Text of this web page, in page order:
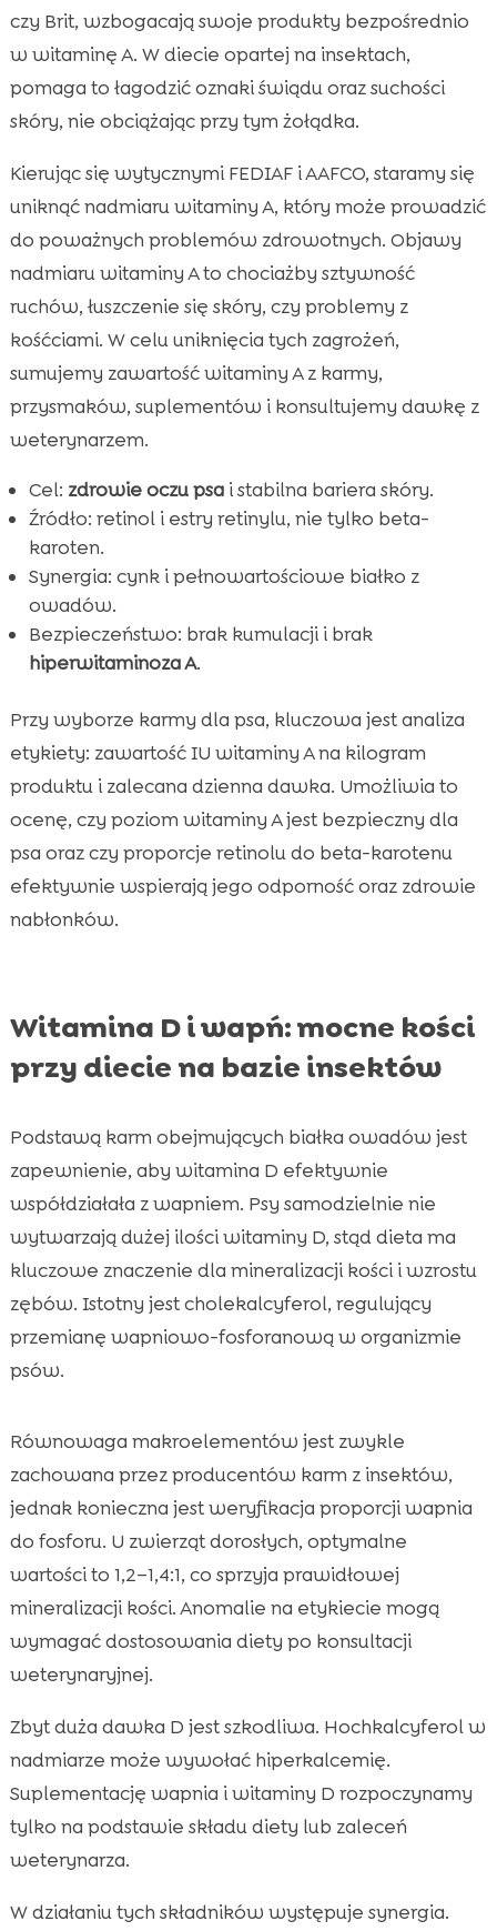
czy Brit, wzbogacają swoje produkty bezpośrednio
w witaminę A. W diecie opartej na insektach,
pomaga to łagodzić oznaki świądu oraz suchości
skóry, nie obciążając przy tym żołądka.
Kierując się wytycznymi FEDIAF i AAFCO, staramy się
uniknąć nadmiaru witaminy A, który może prowadzić
do poważnych problemów zdrowotnych. Objawy
nadmiaru witaminy A to chociażby sztywność
ruchów, łuszczenie się skóry, czy problemy z
kośćciami. W celu uniknięcia tych zagrożeń,
sumujemy zawartość witaminy A z karmy,
przysmaków, suplementów i konsultujemy dawkę z
weterynarzem.
Cel: zdrowie oczu psai stabilna bariera skóry.
Źródło: retinol i estry retinylu, nie tylko beta-
karoten.
Synergia: cynk i pełnowartościowe białko z
owadów.
Bezpieczeństwo: brak kumulacji i brak
hiperwitaminoza A.
Przy wyborze karmy dla psa, kluczowa jest analiza
etykiety: zawartość IU witaminy A na kilogram
produktu i zalecana dzienna dawka. Umożliwia to
ocenę, czy poziom witaminy A jest bezpieczny dla
psa oraz czy proporcje retinolu do beta-karotenu
efektywnie wspierają jego odporność oraz zdrowie
nabłonków.
Witamina D i wapń: mocne kości
przy diecie na bazie insektów
Podstawą karm obejmujących białka owadów jest
zapewnienie, aby witamina D efektywnie
współdziałała z wapniem. Psy samodzielnie nie
wytwarzają dużej ilości witaminy D, stąd dieta ma
kluczowe znaczenie dla mineralizacji kości i wzrostu
zębów. Istotny jest cholekalcyferol, regulujący
przemianę wapniowo-fosforanową w organizmie
psów.
Równowaga makroelementów jest zwykle
zachowana przez producentów karm z insektów,
jednak konieczna jest weryfikacja proporcji wapnia
do fosforu. U zwierząt dorosłych, optymalne
wartości to 1,2–1,4:1, co sprzyja prawidłowej
mineralizacji kości. Anomalie na etykiecie mogą
wymagać dostosowania diety po konsultacji
weterynaryjnej.
Zbyt duża dawka D jest szkodliwa. Hochkalcyferol w
nadmiarze może wywołać hiperkalcemię.
Suplementację wapnia i witaminy D rozpoczynamy
tylko na podstawie składu diety lub zaleceń
weterynarza.
W działaniu tych składników występuje synergia.